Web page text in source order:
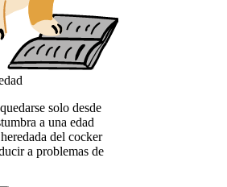
solo desde
a una edad
del cocker
a problemas de